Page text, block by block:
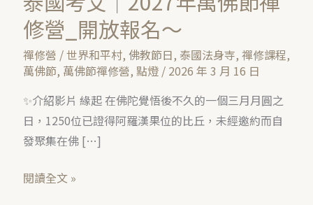
修營_開放報名～
禪修營 /世界和平村, 佛教節日, 泰國法身寺, 禪修課程,
萬佛節, 萬佛節禪修營, 點燈/ 2026 年 3 月 16 日
✨介紹影片 緣起 在佛陀覺悟後不久的一個三月月圓之
日，1250位已證得阿羅漢果位的比丘，未經邀約而自
發聚集在佛 […]
開
放
報
～
閱讀全文 »